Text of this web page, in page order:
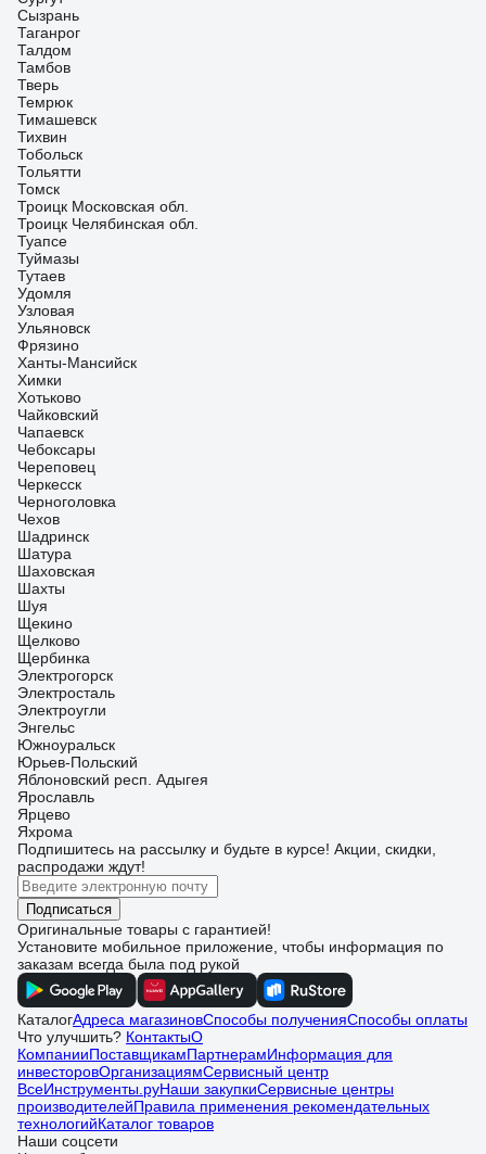
Сызрань
Таганрог
Талдом
Тамбов
Тверь
Темрюк
Тимашевск
Тихвин
Тобольск
Тольятти
Томск
Троицк Московская обл.
Троицк Челябинская обл.
Туапсе
Туймазы
Тутаев
Удомля
Узловая
Ульяновск
Фрязино
Ханты-Мансийск
Химки
Хотьково
Чайковский
Чапаевск
Чебоксары
Череповец
Черкесск
Черноголовка
Чехов
Шадринск
Шатура
Шаховская
Шахты
Шуя
Щекино
Щелково
Щербинка
Электрогорск
Электросталь
Электроугли
Энгельс
Южноуральск
Юрьев-Польский
Яблоновский респ. Адыгея
Ярославль
Ярцево
Яхрома
Подпишитесь на рассылку и будьте в курсе! Акции, скидки,
распродажи ждут!
Подписаться
Оригинальные товары с гарантией!
Установите мобильное приложение, чтобы информация по
заказам всегда была под рукой
КаталогАдреса магазиновСпособы полученияСпособы оплаты
Что улучшить? КонтактыО
КомпанииПоставщикамПартнерамИнформация для
инвесторовОрганизациямСервисный центр
ВсеИнструменты.руНаши закупкиСервисные центры
производителейПравила применения рекомендательных
технологийКаталог товаров
Наши соцсети